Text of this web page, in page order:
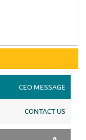
CEO MESSAGE
CONTACT US